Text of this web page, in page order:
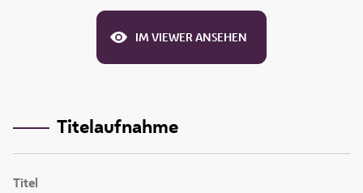
IM VIEWER ANSEHEN
Titelaufnahme
Titel